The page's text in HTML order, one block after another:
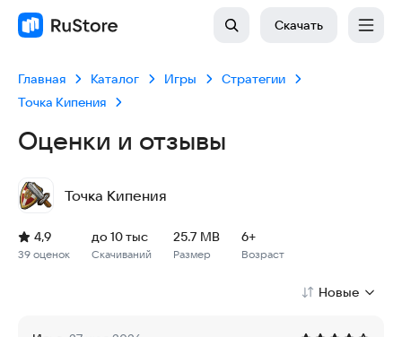
Скачать
Главная Каталог Игры
Стратегии
Точка Кипения
Оценки и отзывы
Точка Кипения
Рейтинг: 4,9, 39 оценок
Скачиваний: до 10 тыс
Размер файла: 25.7 MB
Возрастное ограничение: 25.7 MB
39 оценок
4,9
Скачиваний
до 10 тыс
Размер
25.7 MB
Возраст
6+
Новые